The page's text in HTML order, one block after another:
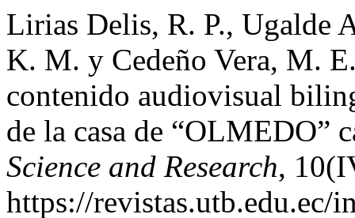
Lirias Delis, R. P., Ugalde
K. M. y Cedeño Vera, M.
contenido audiovisual
de la casa de “OLMEDO”
Science and Research,
https://revistas.utb.edu.ec/